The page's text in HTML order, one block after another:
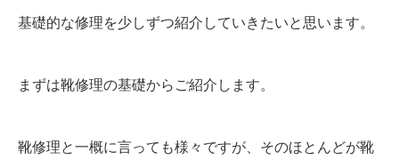
基礎的な修理を少しずつ紹介していきたいと思います。
まずは靴修理の基礎からご紹介します。
靴修理と一概に言っても様々ですが、そのほとんどが靴